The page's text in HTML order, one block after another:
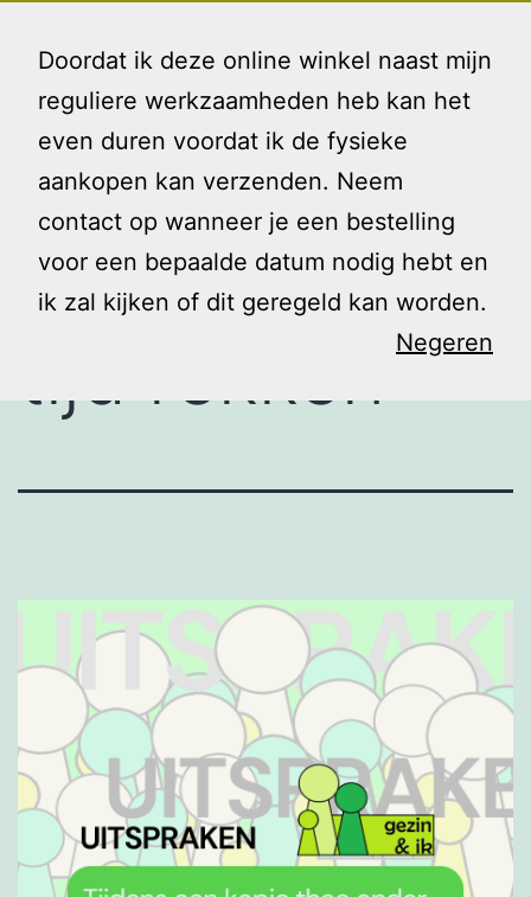
Doordat ik deze online winkel naast mijn
reguliere werkzaamheden heb kan het
even duren voordat ik de fysieke
aankopen kan verzenden. Neem
contact op wanneer je een bestelling
voor een bepaalde datum nodig hebt en
ik zal kijken of dit geregeld kan worden.
Negeren
naar
inhoud
Gezin
We kennen
het allemaal:
tijd rekken